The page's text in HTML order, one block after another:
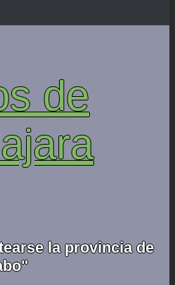
de
la provincia de